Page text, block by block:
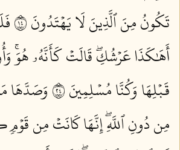
تَكُونُ مِنَ ٱلَّذِينَ لَا يَهۡتَدُونَ ٤١
أَهَٰكَذَا عَرۡشُكِۖ قَالَتۡ كَأَنَّهُۥ هُوَۚ
قَبۡلِهَا وَكُنَّا مُسۡلِمِينَ ٤٢
وَصَدَّهَا
مِن دُونِ ٱللَّهِۖ إِنَّهَا كَانَتۡ مِن قَوۡمٖ